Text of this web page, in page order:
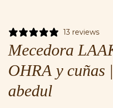
13 reviews
Mecedora
OHRA y cuñas
abedul